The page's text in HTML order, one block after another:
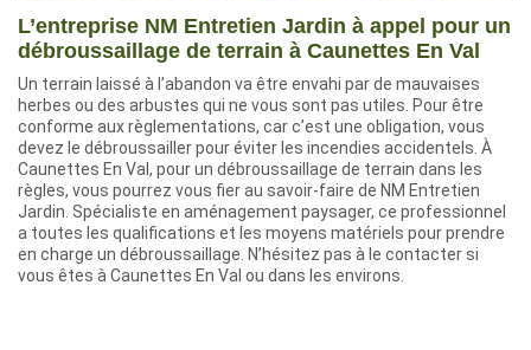
L’entreprise NM Entretien Jardin à appel pour un
débroussaillage de terrain à Caunettes En Val
Un terrain laissé à l’abandon va être envahi par de mauvaises
herbes ou des arbustes qui ne vous sont pas utiles. Pour être
conforme aux règlementations, car c’est une obligation, vous
devez le débroussailler pour éviter les incendies accidentels. À
Caunettes En Val, pour un débroussaillage de terrain dans les
règles, vous pourrez vous fier au savoir-faire de NM Entretien
Jardin. Spécialiste en aménagement paysager, ce professionnel
a toutes les qualifications et les moyens matériels pour prendre
en charge un débroussaillage. N’hésitez pas à le contacter si
vous êtes à Caunettes En Val ou dans les environs.